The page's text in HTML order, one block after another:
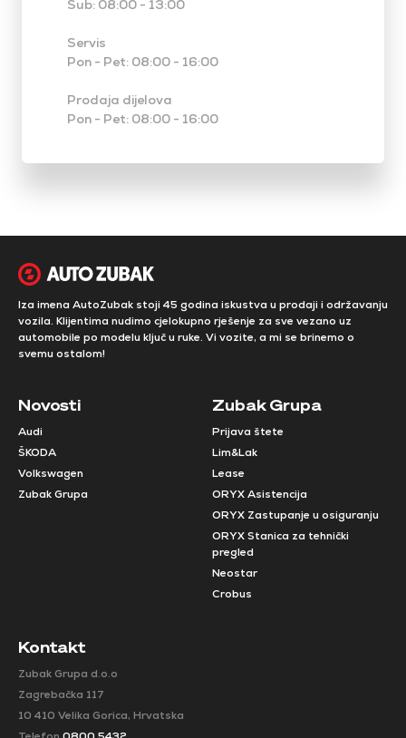
Sub: 08:00 - 13:00
Servis
Pon - Pet: 08:00 - 16:00
Prodaja dijelova
Pon - Pet: 08:00 - 16:00
Iza imena AutoZubak stoji 45 godina iskustva u prodaji i održavanju
vozila. Klijentima nudimo cjelokupno rješenje za sve vezano uz
automobile po modelu ključ u ruke. Vi vozite, a mi se brinemo o
svemu ostalom!
Novosti
Audi
ŠKODA
Volkswagen
Zubak Grupa
Zubak Grupa
Prijava štete
Lim&Lak
Lease
ORYX Asistencija
ORYX Zastupanje u osiguranju
ORYX Stanica za tehnički
pregled
Neostar
Crobus
Kontakt
Zubak Grupa d.o.o
Zagrebačka 117
10 410 Velika Gorica, Hrvatska